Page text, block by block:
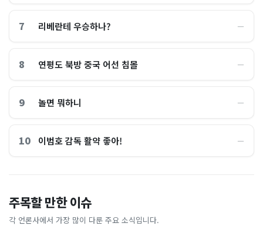
7 리베란테 우승하나? ―
8 연평도 북방 중국 어선 침몰 ―
9 놀면 뭐하니 ―
10 이범호 감독 활약 좋아! ―
주목할 만한 이슈
각 언론사에서 가장 많이 다룬 주요 소식입니다.
홈플러스, 2000억원으로 '시
간'을 샀다
비즈워치
왜?매일경제
[날씨] 오늘 밤 또 내린다...내
륙 중심 최대 150mm
졌다...국산 53개 중소기업이